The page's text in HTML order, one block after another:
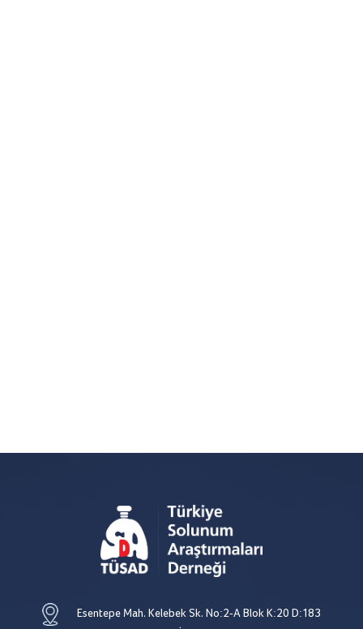
Esentepe Mah. Kelebek Sk. No:2-A Blok K:20 D:183